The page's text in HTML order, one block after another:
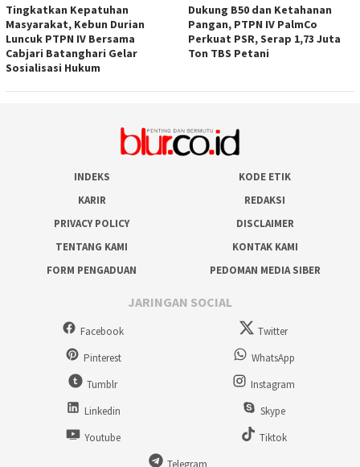
Tingkatkan Kepatuhan
Masyarakat, Kebun Durian
Luncuk PTPN IV Bersama
Cabjari Batanghari Gelar
Sosialisasi Hukum
Dukung B50 dan Ketahanan
Pangan, PTPN IV PalmCo
Perkuat PSR, Serap 1,73 Juta
Ton TBS Petani
INDEKS
KODE ETIK
KARIR
REDAKSI
PRIVACY POLICY
DISCLAIMER
TENTANG KAMI
KONTAK KAMI
FORM PENGADUAN
PEDOMAN MEDIA SIBER
JARINGAN SOCIAL
Facebook
Twitter
Pinterest
WhatsApp
Tumblr
Instagram
Linkedin
Skype
Youtube
Tiktok
Telegram